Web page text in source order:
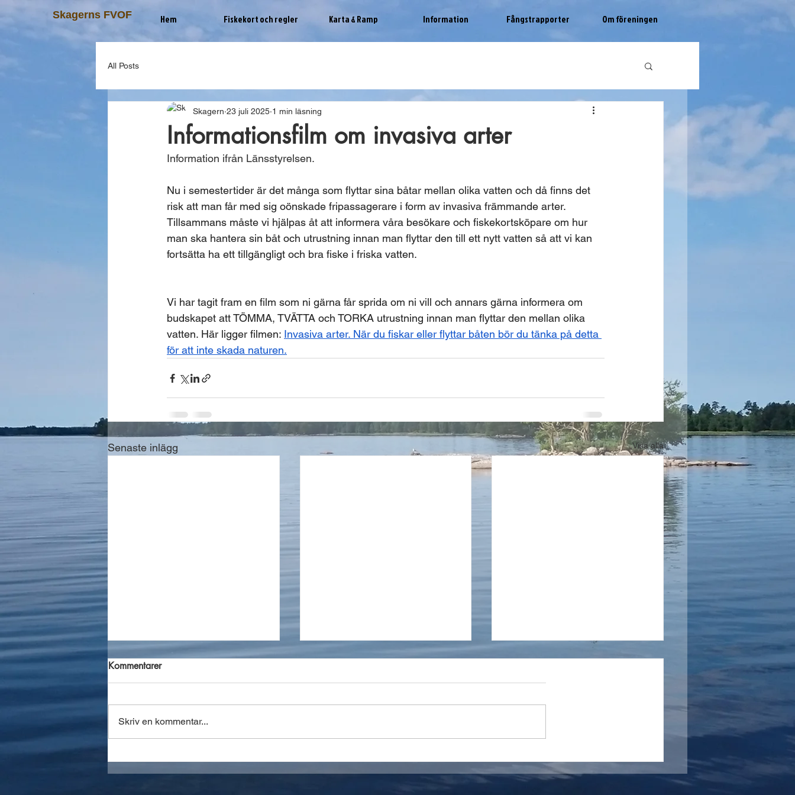
Skagerns FVOF Hem Fiskekort och regler Karta & Ramp Information Fångstrapporter Om föreningen
All Posts
Informationsfilm om invasiva arter
Skagern 23 juli 2025 1 min läsning
Information ifrån Länsstyrelsen.
Nu i semestertider är det många som flyttar sina båtar mellan olika vatten och då finns det
risk att man får med sig oönskade fripassagerare i form av invasiva främmande arter.
Tillsammans måste vi hjälpas åt att informera våra besökare och fiskekortsköpare om hur
man ska hantera sin båt och utrustning innan man flyttar den till ett nytt vatten så att vi kan
fortsätta ha ett tillgängligt och bra fiske i friska vatten.
Vi har tagit fram en film som ni gärna får sprida om ni vill och annars gärna informera om
budskapet att TÖMMA, TVÄTTA och TORKA utrustning innan man flyttar den mellan olika
vatten. Här ligger filmen: Invasiva arter. När du fiskar eller flyttar båten bör du tänka på detta
för att inte skada naturen.
Senaste inlägg Visa alla
tips
Slutlig rapport provfiske 2025
Rapporten för provfisket är
Skagern sjunker
Info ifrån Fortum Hej Nivån i
onsdag. Jag...
Kommentarer
Skriv en kommentar...